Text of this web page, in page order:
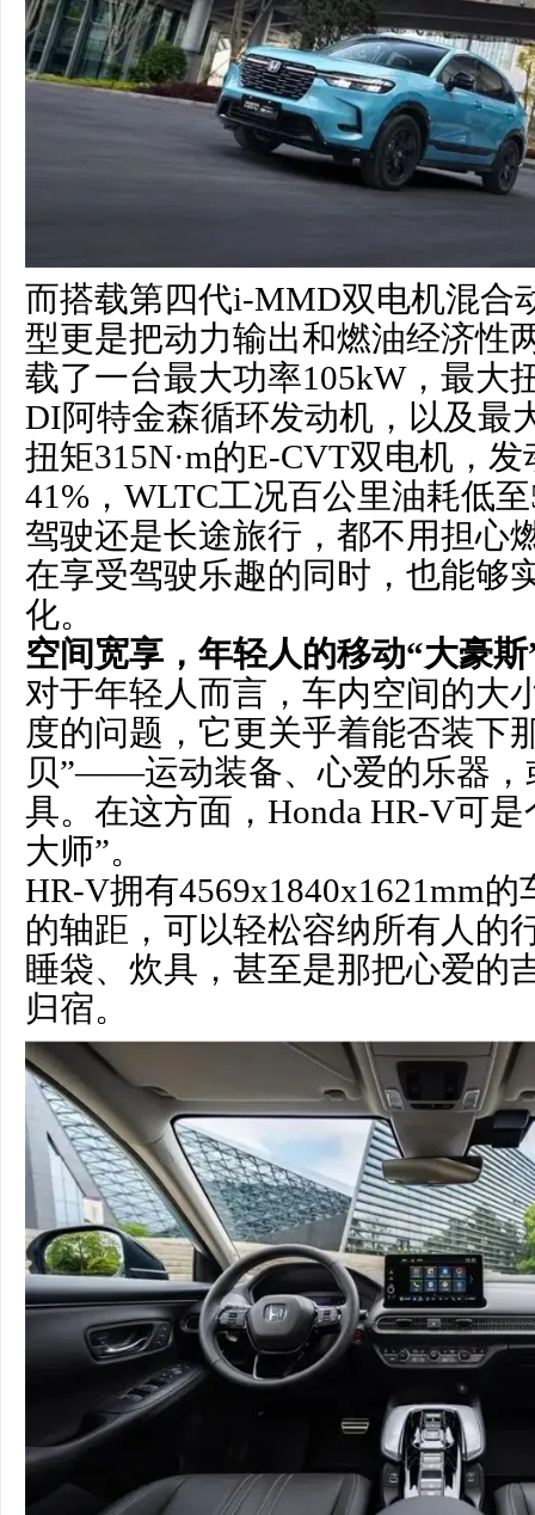
而搭载第四代i-MMD双电机混合
型更是把动力输出和燃油经济性
载了一台最大功率105kW，最大
DI阿特金森循环发动机，以及最
扭矩315N·m的E-CVT双电机，
41%，WLTC工况百公里油耗低
驾驶还是长途旅行，都不用担心
在享受驾驶乐趣的同时，也能够
化。
空间宽享，年轻人的移动“大豪斯
对于年轻人而言，车内空间的大
度的问题，它更关乎着能否装下
贝”——运动装备、心爱的乐器，
具。在这方面，Honda HR-V可
大师”。
HR-V拥有4569x1840x1621mm的
的轴距，可以轻松容纳所有人的
睡袋、炊具，甚至是那把心爱的
归宿。